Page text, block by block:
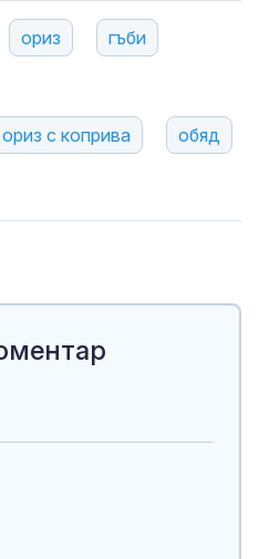
ориз гъби
с коприва обяд